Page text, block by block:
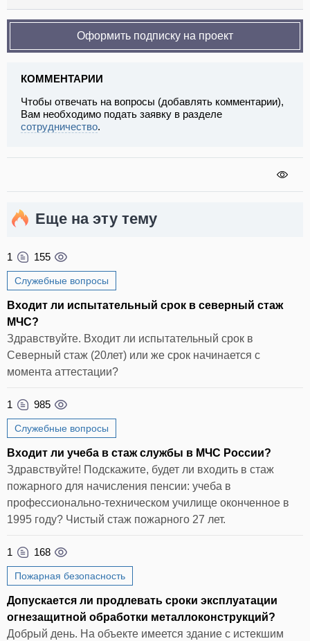
Оформить подписку на проект
КОММЕНТАРИИ
Чтобы отвечать на вопросы (добавлять комментарии),
Вам необходимо подать заявку в разделе
сотрудничество.
Еще на эту тему
1 155
Служебные вопросы
Входит ли испытательный срок в северный стаж
МЧС?
Здравствуйте. Входит ли испытательный срок в
Северный стаж (20лет) или же срок начинается с
момента аттестации?
1 985
Служебные вопросы
Входит ли учеба в стаж службы в МЧС России?
Здравствуйте! Подскажите, будет ли входить в стаж
пожарного для начисления пенсии: учеба в
профессионально-техническом училище оконченное в
1995 году? Чистый стаж пожарного 27 лет.
1 168
Пожарная безопасность
Допускается ли продлевать сроки эксплуатации
огнезащитной обработки металлоконструкций?
Добрый день. На объекте имеется здание с истекшим